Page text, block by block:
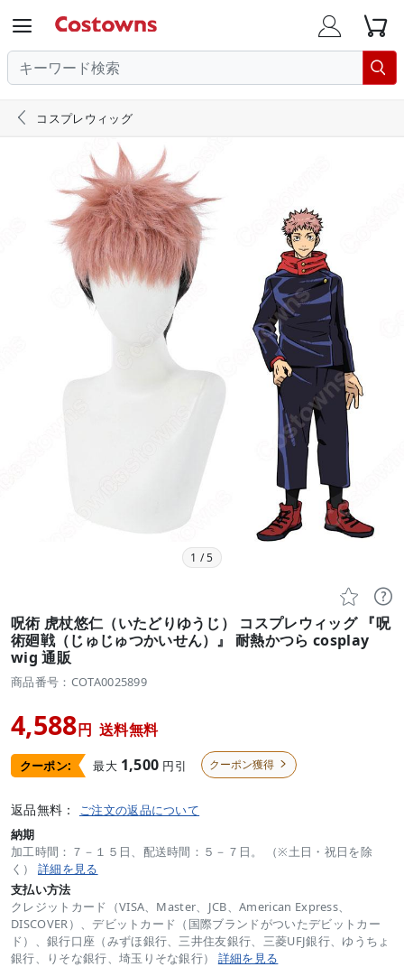
  

 コスプレウィッグ
1 /5
 
呪術 虎杖悠仁（いたどりゆうじ） コスプレウィッグ 『呪
術廻戦（じゅじゅつかいせん）』 耐熱かつら cosplay
wig 通販
商品番号：COTA0025899
4,588円 送料無料
クーポン: 最大 1,500 円引 クーポン獲得 
返品無料： ご注文の返品について
納期
加工時間：７－１５日、配送時間：５－７日。 （※土日・祝日を除
く） 詳細を見る
支払い方法
クレジットカード（VISA、Master、JCB、American Express、
DISCOVER）、デビットカード（国際ブランドがついたデビットカー
ド）、銀行口座（みずほ銀行、三井住友銀行、三菱UFJ銀行、ゆうちょ
銀行、りそな銀行、埼玉りそな銀行） 詳細を見る